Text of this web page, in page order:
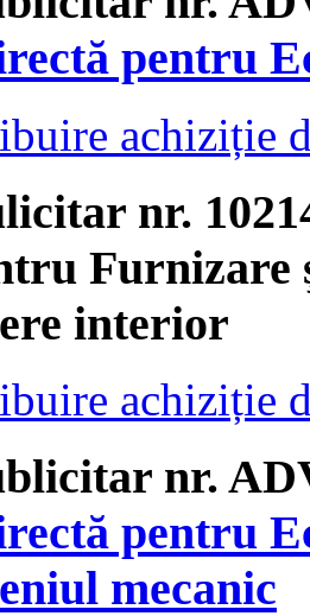
pentru
achiziție
nr.
Furnizare
interior
achiziție
nr.
pentru
mecanic